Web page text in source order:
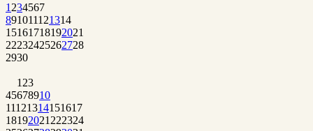
1 234567
891011121314
15161718192021
22232425262728
2930
1 23
45678910
11121314151617
18192021 222324